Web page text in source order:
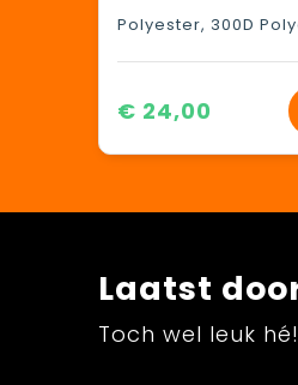
Polyester, 300D
€ 24,00
Laatst
Toch wel leuk hé!